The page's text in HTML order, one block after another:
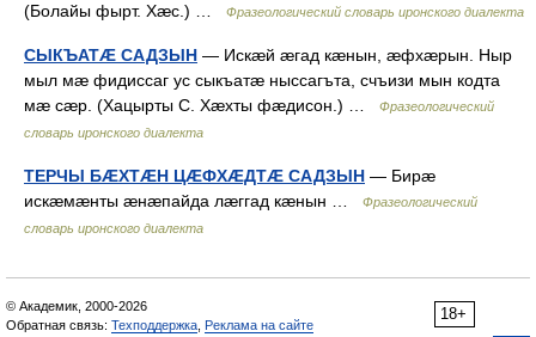
(Болайы фырт. Хæс.) …
Фразеологический словарь иронского диалекта
СЫКЪАТÆ САДЗЫН — Искæй æгад кæнын, æфхæрын. Ныр
мыл мæ фидиссаг ус сыкъатæ ныссагъта, счъизи мын кодта
мæ сæр. (Хацырты С. Хæхты фæдисон.) …
Фразеологический
словарь иронского диалекта
ТЕРЧЫ БÆХТÆН ЦÆФХÆДТÆ САДЗЫН — Бирæ
искæмæнты æнæпайда лæггад кæнын …
Фразеологический
словарь иронского диалекта
18+
© Академик, 2000-2026
Обратная связь: Техподдержка Реклама на сайте